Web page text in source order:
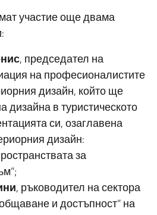
участие още двама
, председател на
на професионалистите
дизайн, който ще
дизайна в туристическото
си, озаглавена
дизайн:
за
, ръководител на сектора
и достъпност“ на